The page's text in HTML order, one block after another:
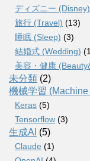
ディズニー (Disney)
旅行 (Travel) (13)
睡眠 (Sleep) (3)
結婚式 (Wedding)
美容・健康
未分類 (2)
機械学習
Keras (5)
Tensorflow (3)
生成AI (5)
Claude (1)